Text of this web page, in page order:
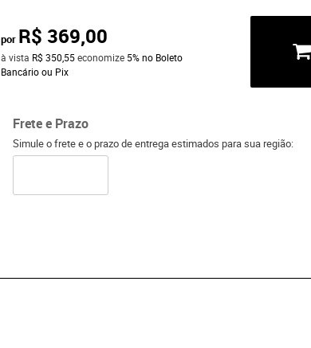
por R$ 369,00
à vista R$ 350,55economize 5% no Boleto
Bancário ou Pix
Frete e Prazo
Simule o frete e o prazo de entrega estimados para sua região: